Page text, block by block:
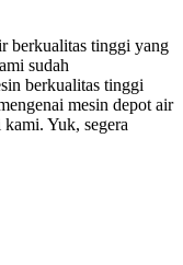
berkualitas tinggi yang
sudah
berkualitas tinggi
mesin depot air
Yuk, segera